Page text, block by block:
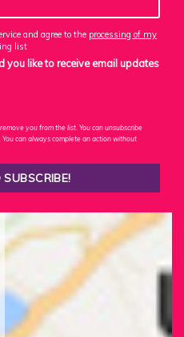
and agree to the processing of my
list
you like to receive email updates
you from the list. You can unsubscribe
can always complete an action without